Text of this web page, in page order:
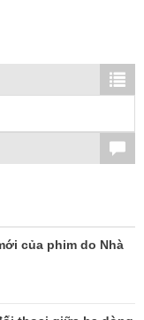
của phim do Nhà